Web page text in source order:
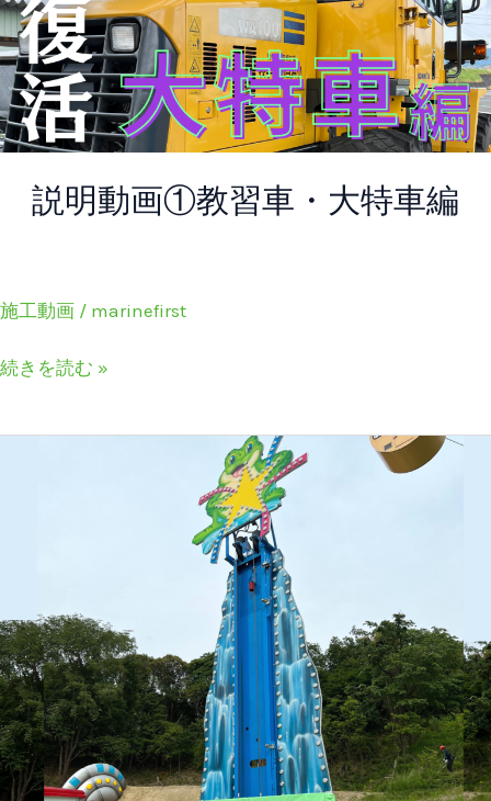
説明動画①教習車・大特車編
施工動画 / marinefirst
①
教
習
車・
大
続きを読む »
園
地
の
ア
ト
ラ